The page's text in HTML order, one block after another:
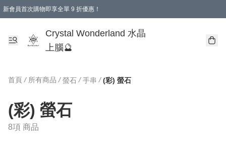
新會員首次購物即享全單 9 折優惠！
Crystal Wonderland 水晶
上腦🔮
首頁 / 所有商品 / 螢石 / 手串 / (彩) 螢石
(彩) 螢石
8項 商品